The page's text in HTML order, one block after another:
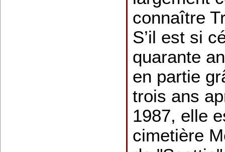
connaître
S’il est si
quarante
en partie
trois ans
1987, elle
cimetière